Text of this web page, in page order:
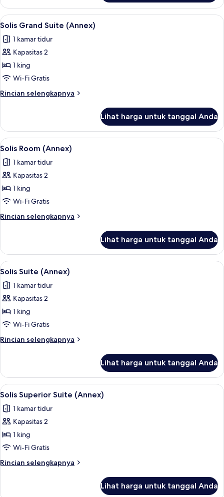
La
Maison
Lihat
semua
foto
untuk
Solis
Grand
Suite
(Annex)
Solis Grand Suite (Annex) | Seprai
1
Solis Grand Suite (Annex)
1 kamar tidur
Kapasitas 2
1 king
Wi-Fi Gratis
Rincian selengkapnya
Rincian
Solis
Grand
Suite
Lihat harga untuk tanggal Anda
Lihat
semua
foto
untuk
Solis
Room
(Annex)
Solis Room (Annex) | Seprai
1
Solis Room (Annex)
1 kamar tidur
Kapasitas 2
1 king
Wi-Fi Gratis
Rincian selengkapnya
Rincian
Solis
Room
(Annex)
Lihat harga untuk tanggal Anda
Lihat
semua
foto
untuk
Solis
Suite
(Annex)
Solis Suite (Annex) | Seprai
1
Solis Suite (Annex)
1 kamar tidur
Kapasitas 2
1 king
Wi-Fi Gratis
Rincian selengkapnya
Rincian
Solis
Suite
(Annex)
Lihat harga untuk tanggal Anda
Lihat
semua
foto
untuk
Solis
Superior
Suite
(Annex)
Solis Superior Suite (Annex) | Seprai
1
Solis Superior Suite (Annex)
1 kamar tidur
Kapasitas 2
1 king
Wi-Fi Gratis
Rincian selengkapnya
Rincian
Lihat harga untuk tanggal Anda